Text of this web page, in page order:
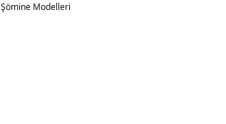
Şömine Modelleri